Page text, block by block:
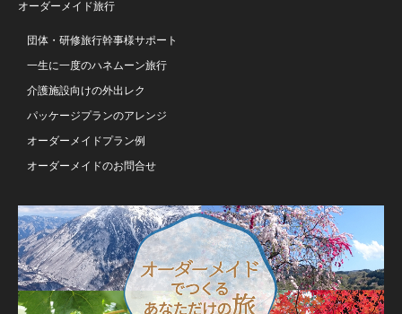
オーダーメイド旅行
団体・研修旅行幹事様サポート
一生に一度のハネムーン旅行
介護施設向けの外出レク
パッケージプランのアレンジ
オーダーメイドプラン例
オーダーメイドのお問合せ